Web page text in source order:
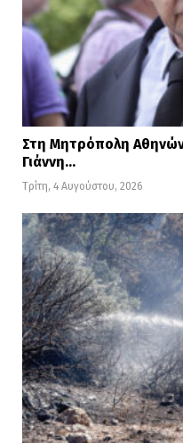
Στη Μητρόπολη
Γιάννη…
Τρίτη, 4 Αυγούστου, 2026